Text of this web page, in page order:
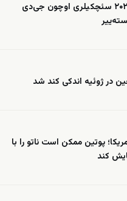
فاکس نیوز: ترامپ ۲۰۲۸ سئچکیلری اوچون جی‌دی
در ژوئیه اندکی کند شد
پوتین ممکن است ناتو را با
کند